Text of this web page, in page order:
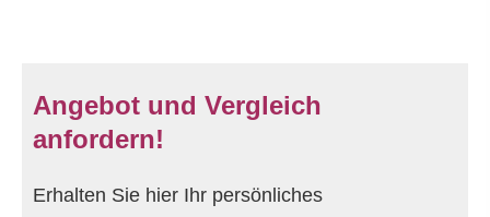
Angebot und Vergleich
anfordern!
Erhalten Sie hier Ihr persönliches